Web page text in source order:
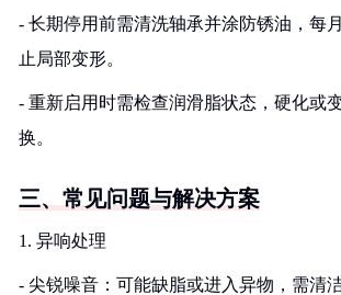
- 长期停用前需清洗轴承并涂防锈油，每
止局部变形。
- 重新启用时需检查润滑脂状态，硬化或
换。
三、常见问题与解决方案
1. 异响处理
- 尖锐噪音：可能缺脂或进入异物，需清洁